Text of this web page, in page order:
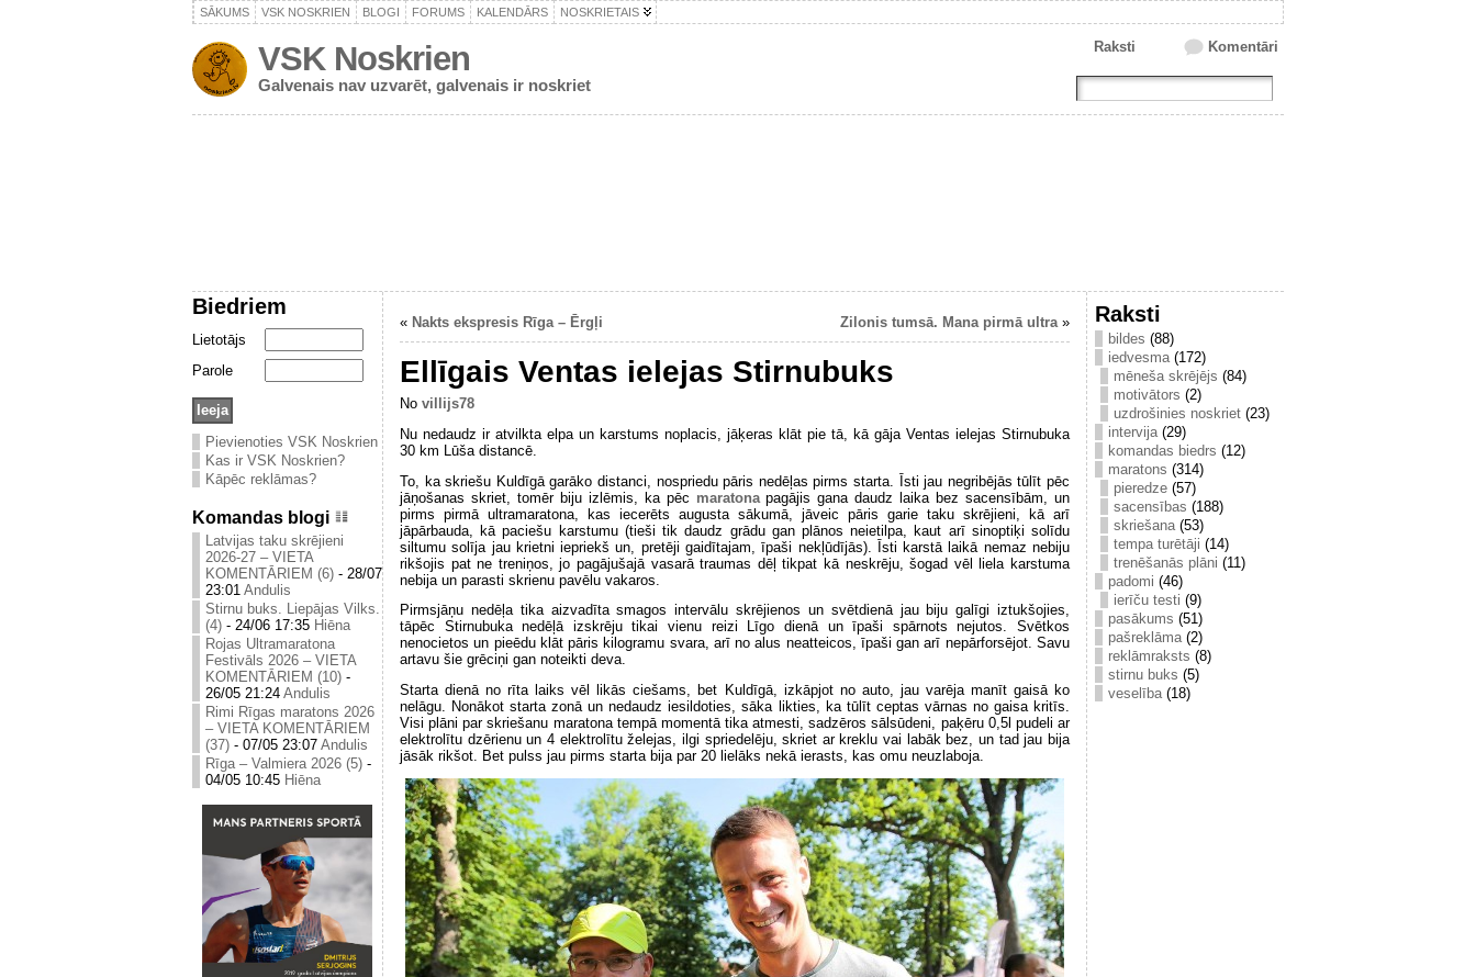
SĀKUMS VSK NOSKRIEN BLOGI FORUMS KALENDĀRS NOSKRIETAIS
VSK Noskrien
Galvenais nav uzvarēt, galvenais ir noskriet
Komentāri
Raksti
Biedriem
Lietotājs
Parole
Pievienoties VSK Noskrien
Kas ir VSK Noskrien?
Kāpēc reklāmas?
Komandas blogi
Latvijas taku skrējieni
2026-27 – VIETA
KOMENTĀRIEM (6) - 28/07
23:01 Andulis
Stirnu buks. Liepājas Vilks.
(4) - 24/06 17:35 Hiēna
Rojas Ultramaratona
Festivāls 2026 – VIETA
KOMENTĀRIEM (10) -
26/05 21:24 Andulis
Rimi Rīgas maratons 2026
– VIETA KOMENTĀRIEM
(37) - 07/05 23:07 Andulis
Rīga – Valmiera 2026 (5) -
04/05 10:45 Hiēna
« Nakts ekspresis Rīga – Ērgļi Zilonis tumsā. Mana pirmā ultra»
Ellīgais Ventas ielejas Stirnubuks
No villijs78
Nu nedaudz ir atvilkta elpa un karstums noplacis, jāķeras klāt pie tā, kā gāja Ventas ielejas Stirnubuka
30 km Lūša distancē.
To, ka skriešu Kuldīgā garāko distanci, nospriedu pāris nedēļas pirms starta. Īsti jau negribējās tūlīt pēc
jāņošanas skriet, tomēr biju izlēmis, ka pēc maratonapagājis gana daudz laika bez sacensībām, un
pirms pirmā ultramaratona, kas iecerēts augusta sākumā, jāveic pāris garie taku skrējieni, kā arī
jāpārbauda, kā paciešu karstumu (tieši tik daudz grādu gan plānos neietilpa, kaut arī sinoptiķi solīdu
siltumu solīja jau krietni iepriekš un, pretēji gaidītajam, īpaši nekļūdījās). Īsti karstā laikā nemaz nebiju
rikšojis pat ne treniņos, jo pagājušajā vasarā traumas dēļ tikpat kā neskrēju, šogad vēl liela karstuma
nebija un parasti skrienu pavēlu vakaros.
Pirmsjāņu nedēļa tika aizvadīta smagos intervālu skrējienos un svētdienā jau biju galīgi iztukšojies,
tāpēc Stirnubuka nedēļā izskrēju tikai vienu reizi Līgo dienā un īpaši spārnots nejutos. Svētkos
nenocietos un pieēdu klāt pāris kilogramu svara, arī no alus neatteicos, īpaši gan arī nepārforsējot. Savu
artavu šie grēciņi gan noteikti deva.
Starta dienā no rīta laiks vēl likās ciešams, bet Kuldīgā, izkāpjot no auto, jau varēja manīt gaisā ko
nelāgu. Nonākot starta zonā un nedaudz iesildoties, sāka likties, ka tūlīt ceptas vārnas no gaisa kritīs.
Visi plāni par skriešanu maratona tempā momentā tika atmesti, sadzēros sālsūdeni, paķēru 0,5l pudeli ar
elektrolītu dzērienu un 4 elektrolītu želejas, ilgi spriedelēju, skriet ar kreklu vai labāk bez, un tad jau bija
jāsāk rikšot. Bet pulss jau pirms starta bija par 20 lielāks nekā ierasts, kas omu neuzlaboja.
Raksti
bildes (88)
iedvesma(172)
mēneša skrējējs (84)
motivātors (2)
uzdrošinies noskriet (23)
intervija(29)
komandas biedrs (12)
maratons (314)
pieredze (57)
sacensības (188)
skriešana(53)
tempa turētāji (14)
trenēšanās plāni (11)
padomi (46)
ierīču testi (9)
pasākums (51)
pašreklāma(2)
reklāmraksts (8)
stirnu buks (5)
veselība(18)